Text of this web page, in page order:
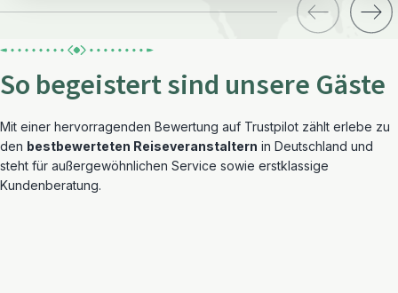
So begeistert sind unsere Gäste
Mit einer hervorragenden Bewertung auf Trustpilot zählt erlebe zu
den bestbewerteten Reiseveranstaltern in Deutschland und
steht für außergewöhnlichen Service sowie erstklassige
Kundenberatung.